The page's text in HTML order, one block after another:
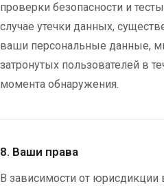
проверки безопасности и
случае утечки данных,
ваши персональные данные,
затронутых пользователей в
момента обнаружения.
8. Ваши права
В зависимости от юрисдикции